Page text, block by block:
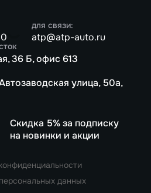
для связи:
atp@atp-auto.ru
36 Б, офис 613
улица, 50а,
Скидка 5% за подписку
на новинки и акции
данных